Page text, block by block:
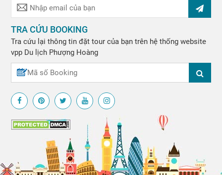
TRA CỨU BOOKING
Tra cứu lại thông tin đặt tour của bạn trên hệ thống website
vpp Du lịch Phượng Hoàng